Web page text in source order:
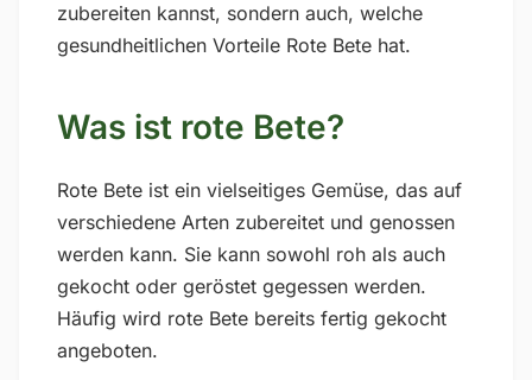
zubereiten kannst, sondern auch, welche
gesundheitlichen Vorteile Rote Bete hat.
Was ist rote Bete?
Rote Bete ist ein vielseitiges Gemüse, das auf
verschiedene Arten zubereitet und genossen
werden kann. Sie kann sowohl roh als auch
gekocht oder geröstet gegessen werden.
Häufig wird rote Bete bereits fertig gekocht
angeboten.